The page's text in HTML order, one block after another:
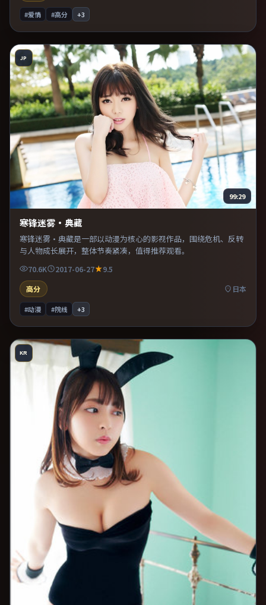
#爱情 #高分 +3
JP
99:29
寒锋迷雾·典藏
寒锋迷雾·典藏是一部以动漫为核心的影视作品，围绕危机、反转
与人物成长展开，整体节奏紧凑，值得推荐观看。
70.6K 2017-06-27
9.5
高分
日本
#动漫 #院线 +3
KR